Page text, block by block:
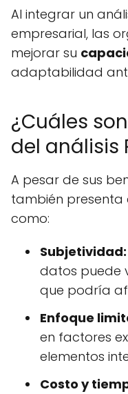
Al integrar un
empresarial, las
mejorar su
adaptabilidad
¿Cuáles
del análisis
A pesar de sus
también presenta
como:
Subjetividad:
datos puede
que podría
Enfoque
en factores
elementos
Costo y